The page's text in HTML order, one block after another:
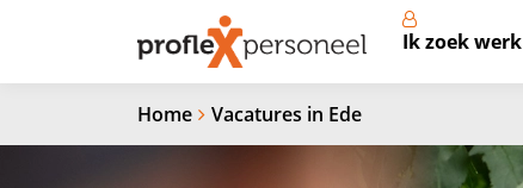
Ik zoek werk
Home Vacatures in Ede